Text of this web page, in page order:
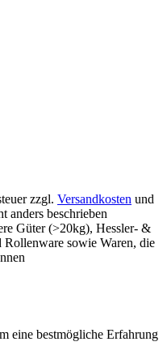
zzgl. Versandkosten und
anders beschrieben
Güter (>20kg), Hessler- &
sowie Waren, die
eine bestmögliche Erfahrung